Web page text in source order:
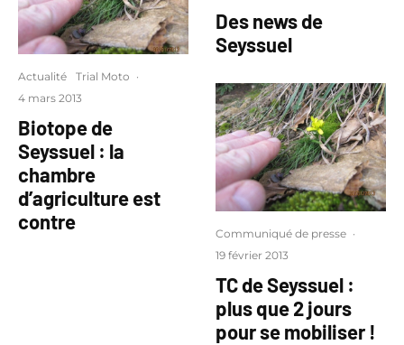
Actualité Trial Moto ·
4 mars 2013
Biotope de
Seyssuel : la
chambre
d’agriculture est
contre
Des news de
Seyssuel
Communiqué de presse ·
19 février 2013
TC de Seyssuel :
plus que 2 jours
pour se mobiliser !